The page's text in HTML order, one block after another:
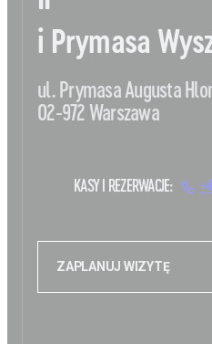
i Prymasa
ul. Prymasa Augusta
02-972 Warszawa
KASY I REZERWACJE:
ZAPLANUJ WIZYTĘ